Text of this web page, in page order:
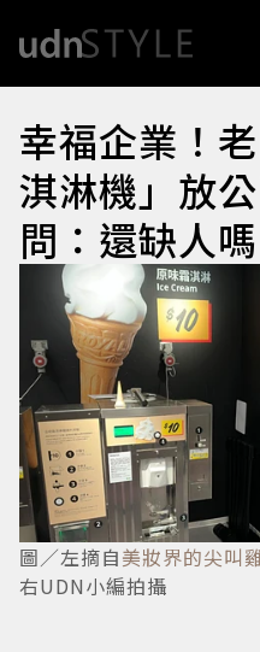
幸福企業！
淇淋機」放
問：還缺人嗎
圖／左摘自美妝界的尖叫
右UDN小編拍攝